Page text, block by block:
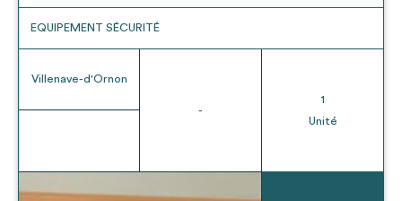
EQUIPEMENT SÉCURITÉ
Villenave-d'Ornon
-
1
Unité